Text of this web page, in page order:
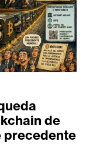
de
precedente